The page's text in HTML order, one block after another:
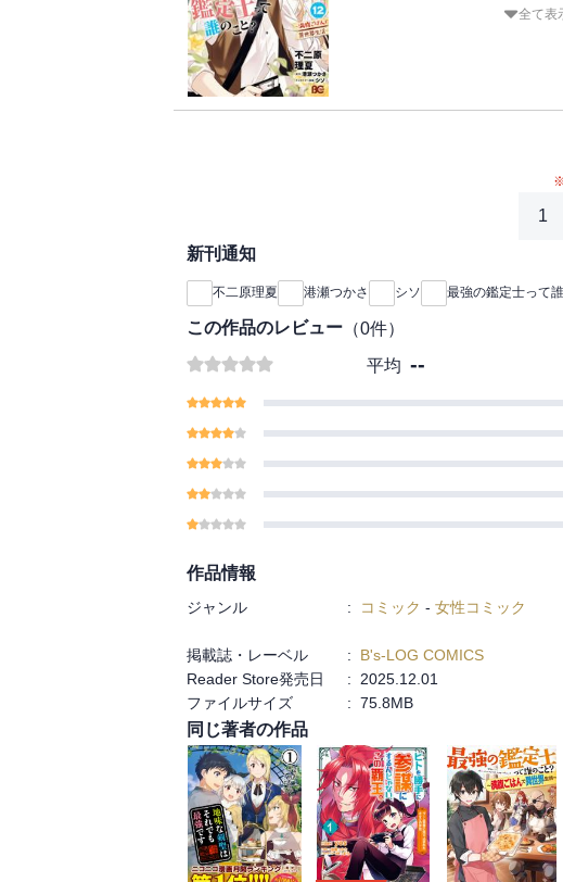
回は猫の手を借りて、愛情と肉
全て表
1
新刊通知
不二原理夏 港瀬つかさ シソ 最強の鑑定士って
この作品のレビュー （0件）
平均 --
作品情報
ジャンル : コミック - 女性コミック
掲載誌・レーベル
: B's-LOG COMICS
Reader Store発売日
: 2025.12.01
ファイルサイズ
: 75.8MB
同じ著者の作品